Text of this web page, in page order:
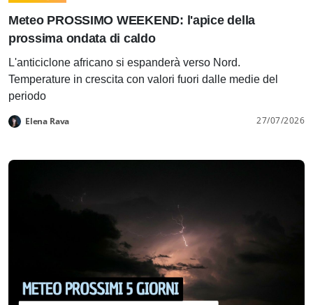
Meteo PROSSIMO WEEKEND: l'apice della
prossima ondata di caldo
L'anticiclone africano si espanderà verso Nord.
Temperature in crescita con valori fuori dalle medie del
periodo
Elena Rava 27/07/2026